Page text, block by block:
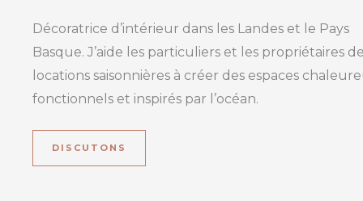
Décoratrice d’intérieur dans les Landes et le Pays
Basque. J’aide les particuliers et les propriétaires de
locations saisonnières à créer des espaces
fonctionnels et inspirés par l’océan.
DISCUTONS